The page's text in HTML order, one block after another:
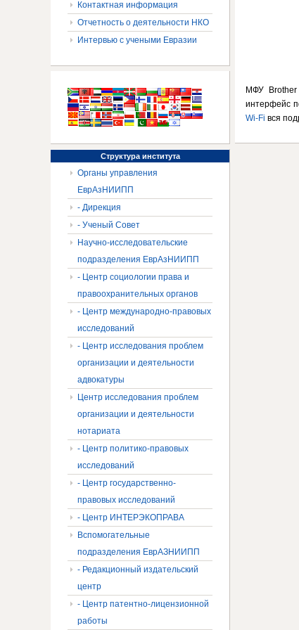
МФУ Brother
интерфейс
Wi-Fi вся
Контактная информация
Отчетность о деятельности НКО
Интервью с учеными Евразии
Структураинститута
Органы управления
ЕврАзНИИПП
- Дирекция
- Ученый Совет
Научно-исследовательские
подразделения ЕврАзНИИПП
- Центр социологии права и
правоохранительных органов
- Центр международно-правовых
исследований
- Центр исследования проблем
организации и деятельности
адвокатуры
Центр исследования проблем
организации и деятельности
нотариата
- Центр политико-правовых
исследований
- Центр государственно-
правовых исследований
- Центр ИНТЕРЭКОПРАВА
Вспомогательные
подразделения ЕврАЗНИИПП
- Редакционный издательский
центр
- Центр патентно-лицензионной
работы